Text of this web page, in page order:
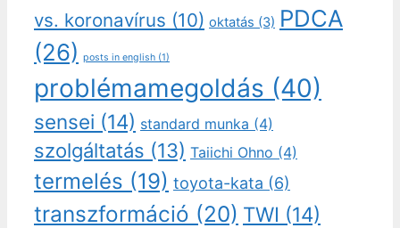
vs. koronavírus (10) oktatás (3) PDCA
(26) posts in english (1)
problémamegoldás (40)
sensei (14) standard munka (4)
szolgáltatás (13) Taiichi Ohno (4)
termelés (19) toyota-kata (6)
transzformáció (20) TWI (14)